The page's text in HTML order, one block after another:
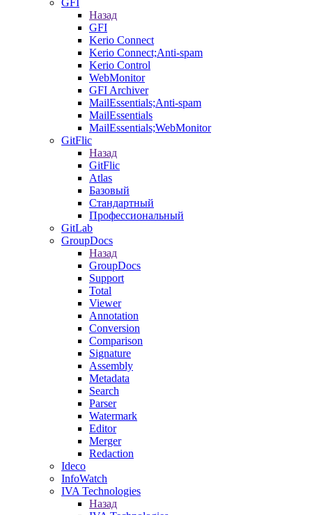
GFI
Назад
GFI
Kerio Connect
Kerio Connect;Anti-spam
Kerio Control
WebMonitor
GFI Archiver
MailEssentials;Anti-spam
MailEssentials
MailEssentials;WebMonitor
GitFlic
Назад
GitFlic
Atlas
Базовый
Стандартный
Профессиональный
GitLab
GroupDocs
Назад
GroupDocs
Support
Total
Viewer
Annotation
Conversion
Comparison
Signature
Assembly
Metadata
Search
Parser
Watermark
Editor
Merger
Redaction
Ideco
InfoWatch
IVA Technologies
Назад